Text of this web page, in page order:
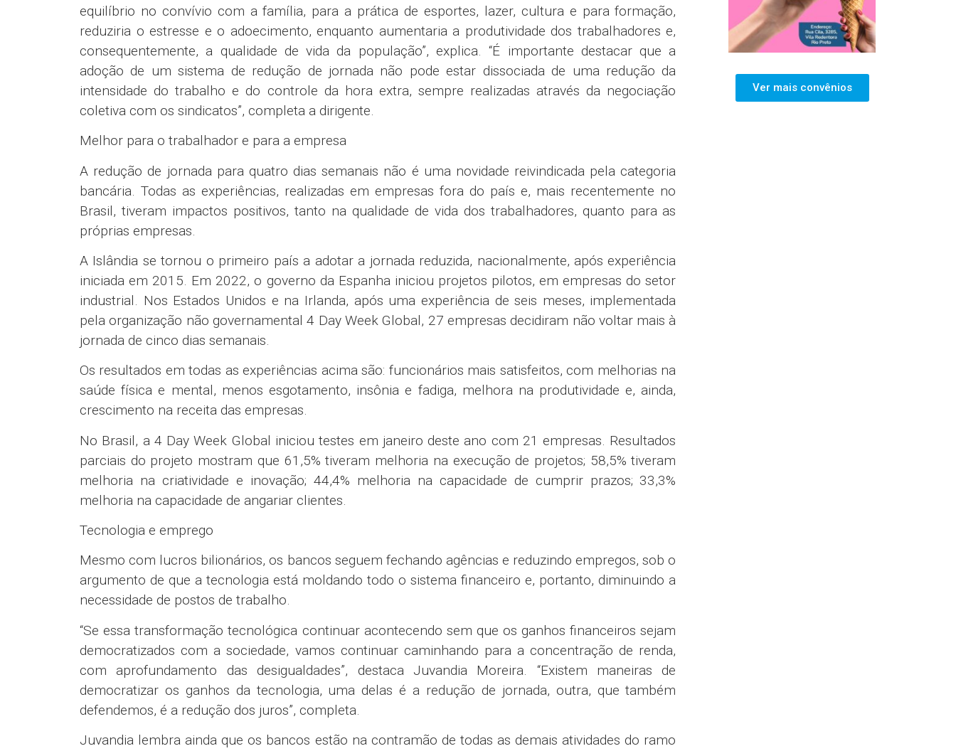
equilíbrio no convívio com a família, para a prática de esportes, lazer, cultura e para formação,
reduziria o estresse e o adoecimento, enquanto aumentaria a produtividade dos trabalhadores e,
consequentemente, a qualidade de vida da população”, explica. “É importante destacar que a
adoção de um sistema de redução de jornada não pode estar dissociada de uma redução da
intensidade do trabalho e do controle da hora extra, sempre realizadas através da negociação
coletiva com os sindicatos”, completa a dirigente.
Melhor para o trabalhador e para a empresa
A redução de jornada para quatro dias semanais não é uma novidade reivindicada pela categoria
bancária. Todas as experiências, realizadas em empresas fora do país e, mais recentemente no
Brasil, tiveram impactos positivos, tanto na qualidade de vida dos trabalhadores, quanto para as
próprias empresas.
A Islândia se tornou o primeiro país a adotar a jornada reduzida, nacionalmente, após experiência
iniciada em 2015. Em 2022, o governo da Espanha iniciou projetos pilotos, em empresas do setor
industrial. Nos Estados Unidos e na Irlanda, após uma experiência de seis meses, implementada
pela organização não governamental 4 Day Week Global, 27 empresas decidiram não voltar mais à
jornada de cinco dias semanais.
Os resultados em todas as experiências acima são: funcionários mais satisfeitos, com melhorias na
saúde física e mental, menos esgotamento, insônia e fadiga, melhora na produtividade e, ainda,
crescimento na receita das empresas.
No Brasil, a 4 Day Week Global iniciou testes em janeiro deste ano com 21 empresas. Resultados
parciais do projeto mostram que 61,5% tiveram melhoria na execução de projetos; 58,5% tiveram
melhoria na criatividade e inovação; 44,4% melhoria na capacidade de cumprir prazos; 33,3%
melhoria na capacidade de angariar clientes.
Tecnologia e emprego
Mesmo com lucros bilionários, os bancos seguem fechando agências e reduzindo empregos, sob o
argumento de que a tecnologia está moldando todo o sistema financeiro e, portanto, diminuindo a
necessidade de postos de trabalho.
“Se essa transformação tecnológica continuar acontecendo sem que os ganhos financeiros sejam
democratizados com a sociedade, vamos continuar caminhando para a concentração de renda,
com aprofundamento das desigualdades”, destaca Juvandia Moreira. “Existem maneiras de
democratizar os ganhos da tecnologia, uma delas é a redução de jornada, outra, que também
defendemos, é a redução dos juros”, completa.
Juvandia lembra ainda que os bancos estão na contramão de todas as demais atividades do ramo
Ver mais convênios